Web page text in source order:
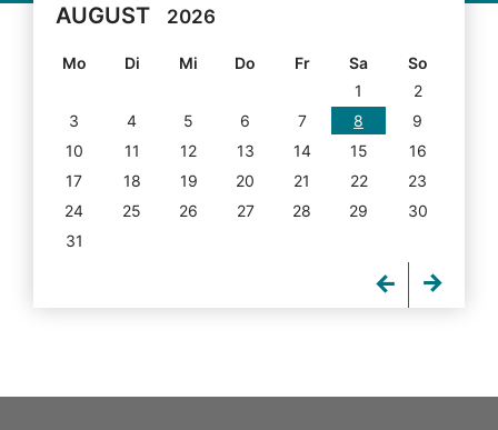
AUGUST 2026
Mo Di Mi Do Fr Sa
So
1
2
3
4 5 6 7 8
9
10
11 12 13 14 15
16
17
18 19 20 21 22
23
24
25 26 27 28 29
30
31